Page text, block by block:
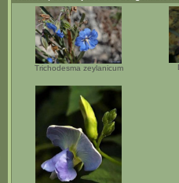
Trichodesma zeylanicum